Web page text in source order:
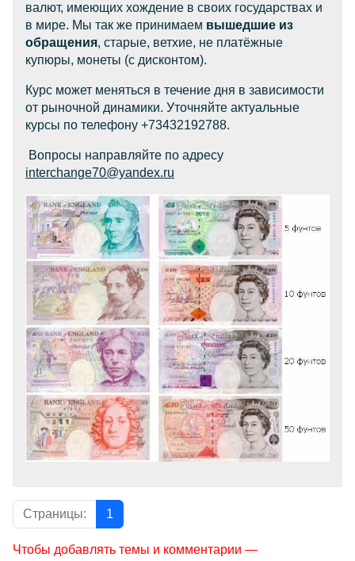
валют, имеющих хождение в своих государствах и
в мире. Мы так же принимаем вышедшие из
обращения, старые, ветхие, не платёжные
купюры, монеты (с дисконтом).
Курс может меняться в течение дня в зависимости
от рыночной динамики. Уточняйте актуальные
курсы по телефону +73432192788.
Вопросы направляйте по адресу
interchange70@yandex.ru
Страницы: 1
Чтобы добавлять темы и комментарии —